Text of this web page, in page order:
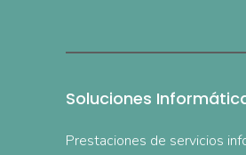
Soluciones
Prestaciones de servicios